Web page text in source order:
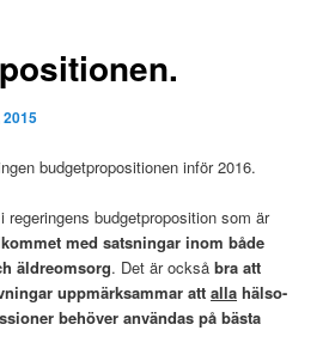
budgetpropositionen inför 2016.
regeringens budgetproposition som är
med satsningar inom både
äldreomsorg. Det är ocksåbra att
uppmärksammar attalla hälso-
behöver användas på bästa